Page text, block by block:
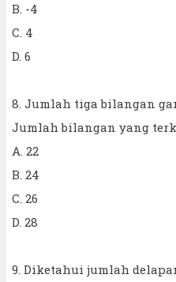
B. -4
C. 4
D. 6
8. Jumlah tiga bilangan
Jumlah bilangan yang
A. 22
B. 24
C. 26
D. 28
9. Diketahui jumlah